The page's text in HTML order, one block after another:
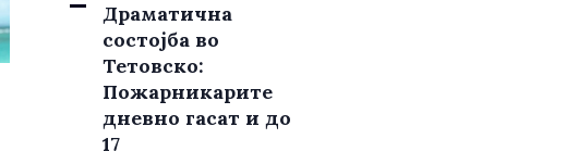
Драматична
состојба во
Тетовско:
Пожарникарите
дневно гасат и до
17